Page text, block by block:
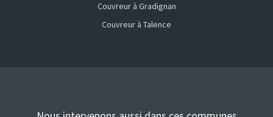
Couvreur à Gradignan
Couvreur à Talence